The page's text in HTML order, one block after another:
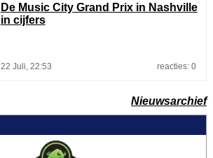
De Music City Grand Prix in Nashville
in cijfers
22 Juli, 22:53 reacties: 0
Nieuwsarchief